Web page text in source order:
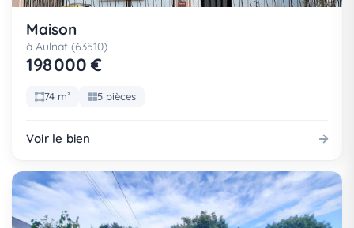
Maison
à Aulnat (63510)
198 000 €
74 m² 5 pièces
Voir le bien